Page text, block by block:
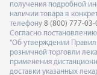
получения подробной
наличии товара в
телефону 8 (800) 777-03-
Согласно
"Об утверждении
розничной торговли
применения
доставки указанных